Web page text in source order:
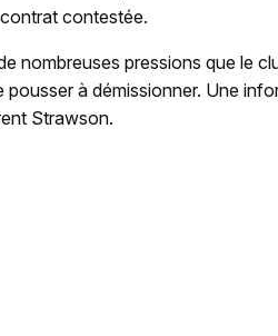
contestée.
nombreuses pressions que le
à démissionner. Une
Strawson.